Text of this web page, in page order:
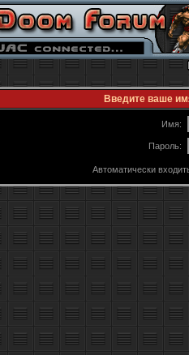
Введите ваше
Имя:
Пароль:
Автоматически